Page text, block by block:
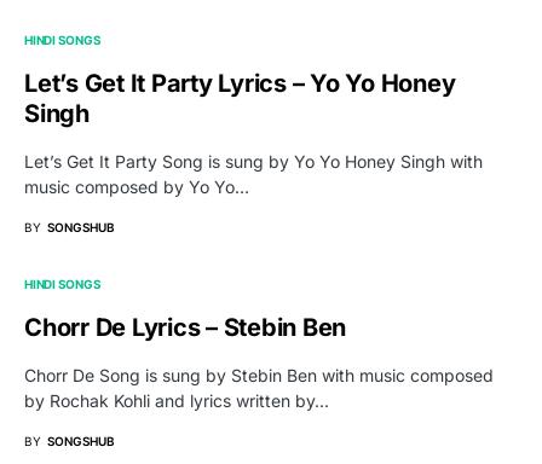
HINDI SONGS
Let’s Get It Party Lyrics – Yo Yo Honey
Singh
Let’s Get It Party Song is sung by Yo Yo Honey Singh with
music composed by Yo Yo…
BY SONGSHUB
HINDI SONGS
Chorr De Lyrics – Stebin Ben
Chorr De Song is sung by Stebin Ben with music composed
by Rochak Kohli and lyrics written by…
BY SONGSHUB